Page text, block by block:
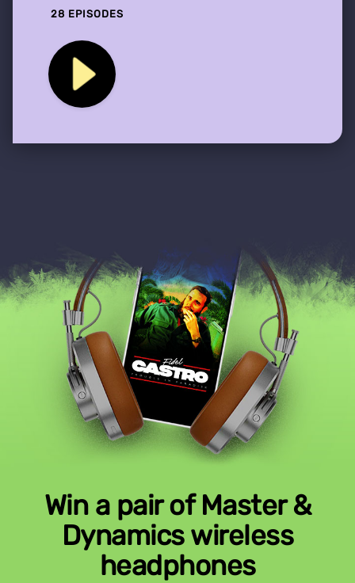
28 EPISODES
Win a pair of Master &
Dynamics wireless
headphones